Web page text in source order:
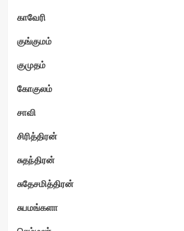
காவேரி
குங்குமம்
குமுதம்
கோகுலம்
சாவி
சிரித்திரன்
சுதந்திரன்
சுதேசமித்திரன்
சுபமங்களா